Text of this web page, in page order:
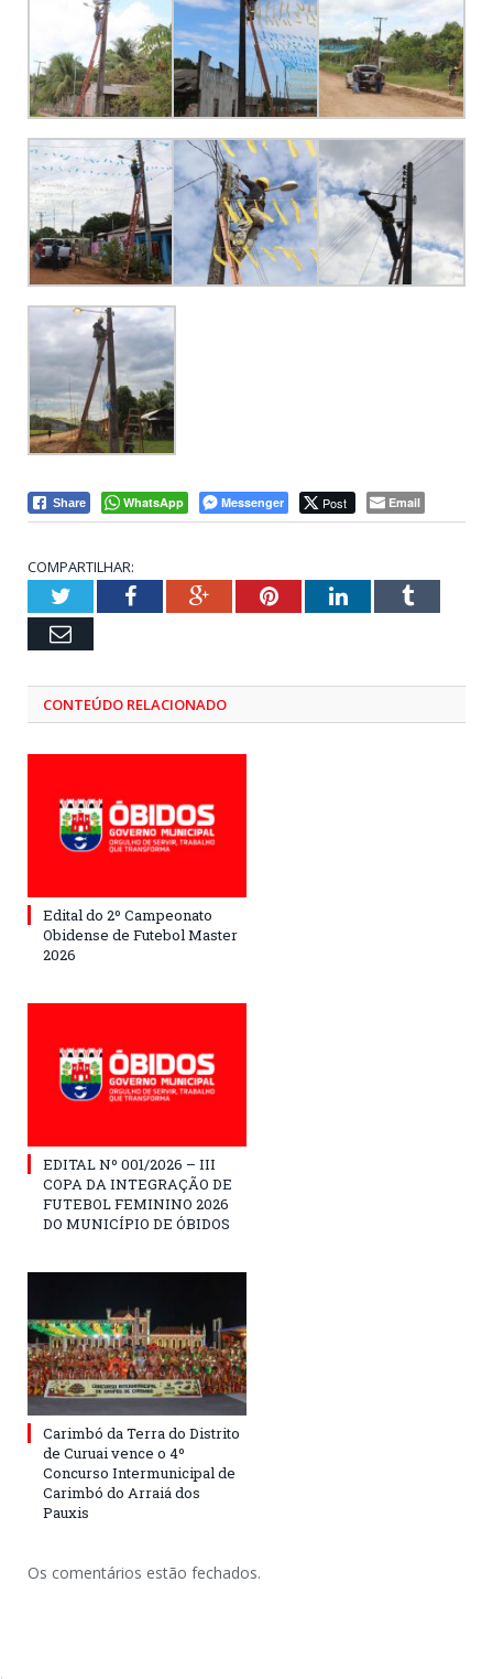
Share WhatsApp Messenger Post Email
COMPARTILHAR:
TwitterFacebookGoogle+PinterestLinkedInTumblr
Email
CONTEÚDO RELACIONADO
Edital do 2º Campeonato
Obidense de Futebol Master
2026
EDITAL Nº 001/2026 – III
COPA DA INTEGRAÇÃO DE
FUTEBOL FEMININO 2026
DO MUNICÍPIO DE ÓBIDOS
Carimbó da Terra do Distrito
de Curuai vence o 4º
Concurso Intermunicipal de
Carimbó do Arraiá dos
Pauxis
Os comentários estão fechados.